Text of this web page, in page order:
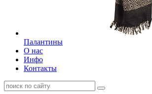
Палантины
О нас
Инфо
Контакты